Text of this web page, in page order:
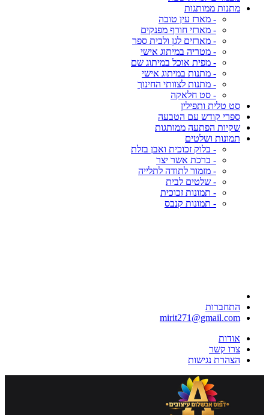
מתנות ממותגות
- מארז עין טובה
- מארזי חורף מפנקים
- מארזים לגן ולבית ספר
- מטריה במיתוג אישי
- מפית אוכל במיתוג שם
- מתנות במיתוג אישי
- מתנות לצוותי החינוך
- סט חלאקה
סט טלית ותפילין
ספרי קודש עם הטבעה
שקיות הפתעה ממותגות
תמונות ושלטים
- בלוק זכוכית ואבן בזלת
- ברכת אשר יצר
- מזמור לתודה לתלייה
- שלטים לבית
- תמונות זכוכית
- תמונות קנבס
התחברות
mirit271@gmail.com
אודות
צרו קשר
הצהרת נגישות